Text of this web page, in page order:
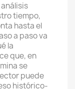
tiempo,
hasta el
a paso va
la
que, en
se
puede
histórico-